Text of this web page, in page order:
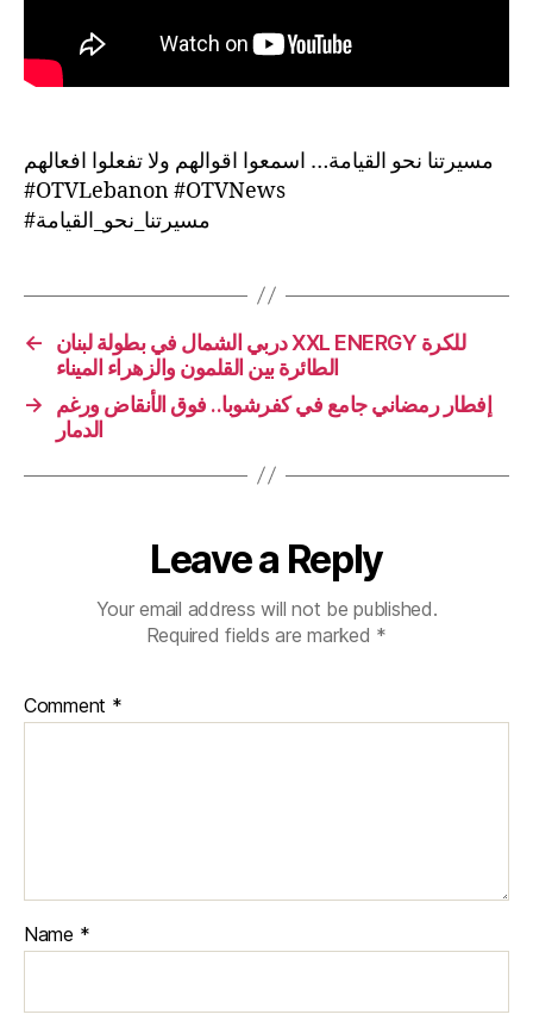
مسيرتنا نحو القيامة… اسمعوا اقوالهم ولا تفعلوا افعالهم
#OTVLebanon #OTVNews
#مسيرتنا_نحو_القيامة
←
دربي الشمال في بطولة لبنان XXL ENERGY للكرة
الطائرة بين القلمون والزهراء الميناء
→
إفطار رمضاني جامع في كفرشوبا.. فوق الأنقاض ورغم
الدمار
Leave a Reply
Your email address will not be published.
Required fields are marked *
Comment *
Name *